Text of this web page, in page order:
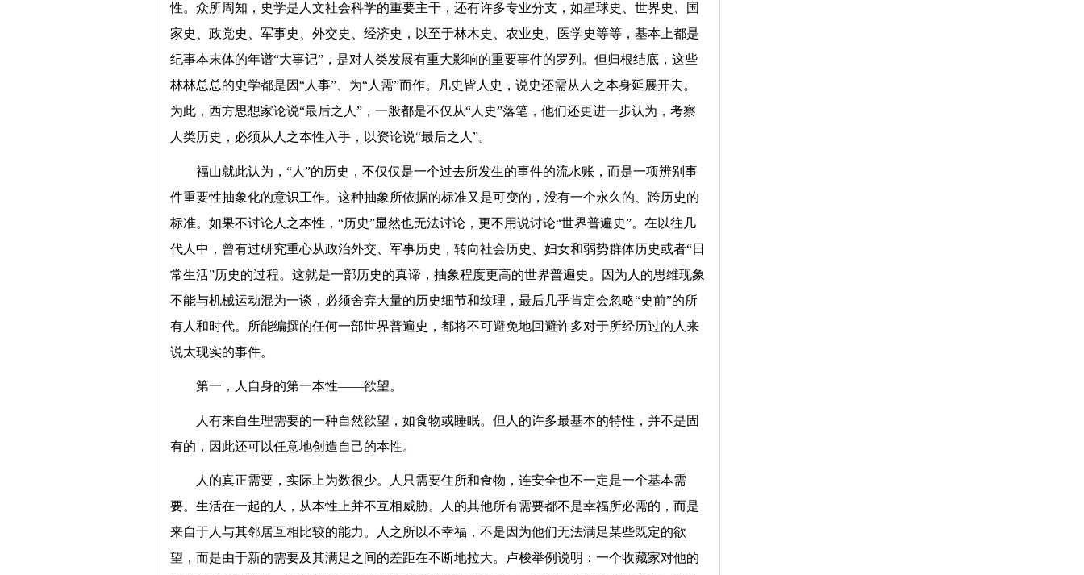
性。众所周知，史学是人文社会科学的重要主干，还有许多专业分支，如星球史、世界史、国
家史、政党史、军事史、外交史、经济史，以至于林木史、农业史、医学史等等，基本上都是
纪事本末体的年谱“大事记”，是对人类发展有重大影响的重要事件的罗列。但归根结底，这些
林林总总的史学都是因“人事”、为“人需”而作。凡史皆人史，说史还需从人之本身延展开去。
为此，西方思想家论说“最后之人”，一般都是不仅从“人史”落笔，他们还更进一步认为，考察
人类历史，必须从人之本性入手，以资论说“最后之人”。
福山就此认为，“人”的历史，不仅仅是一个过去所发生的事件的流水账，而是一项辨别事
件重要性抽象化的意识工作。这种抽象所依据的标准又是可变的，没有一个永久的、跨历史的
标准。如果不讨论人之本性，“历史”显然也无法讨论，更不用说讨论“世界普遍史”。在以往几
代人中，曾有过研究重心从政治外交、军事历史，转向社会历史、妇女和弱势群体历史或者“日
常生活”历史的过程。这就是一部历史的真谛，抽象程度更高的世界普遍史。因为人的思维现象
不能与机械运动混为一谈，必须舍弃大量的历史细节和纹理，最后几乎肯定会忽略“史前”的所
有人和时代。所能编撰的任何一部世界普遍史，都将不可避免地回避许多对于所经历过的人来
说太现实的事件。
第一，人自身的第一本性——欲望。
人有来自生理需要的一种自然欲望，如食物或睡眠。但人的许多最基本的特性，并不是固
有的，因此还可以任意地创造自己的本性。
人的真正需要，实际上为数很少。人只需要住所和食物，连安全也不一定是一个基本需
要。生活在一起的人，从本性上并不互相威胁。人的其他所有需要都不是幸福所必需的，而是
来自于人与其邻居互相比较的能力。人之所以不幸福，不是因为他们无法满足某些既定的欲
望，而是由于新的需要及其满足之间的差距在不断地拉大。卢梭举例说明：一个收藏家对他的